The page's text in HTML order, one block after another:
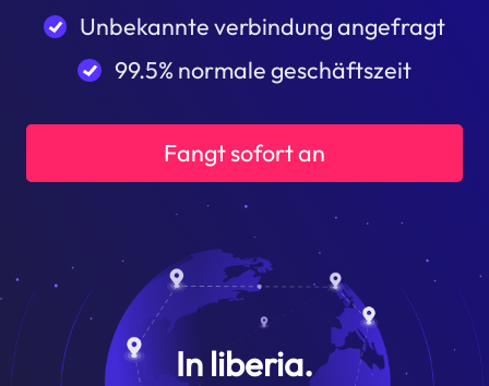
Unbekannte verbindung angefragt
99.5% normale geschäftszeit
Fangt sofort an
In liberia.